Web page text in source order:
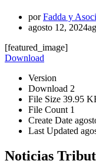
porFadda y
agosto 12, 2024
[featured_image]
Download
Version
Download 2
File Size 39.95
File Count 1
Create Date
Last Updated
Noticias